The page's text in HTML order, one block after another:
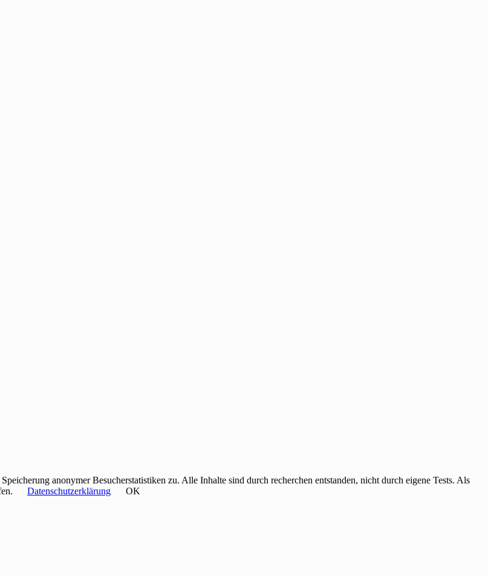
anonymer Besucherstatistiken zu. Alle Inhalte sind durch recherchen entstanden, nicht durch eigene Tests. Als
Datenschutzerklärung
OK